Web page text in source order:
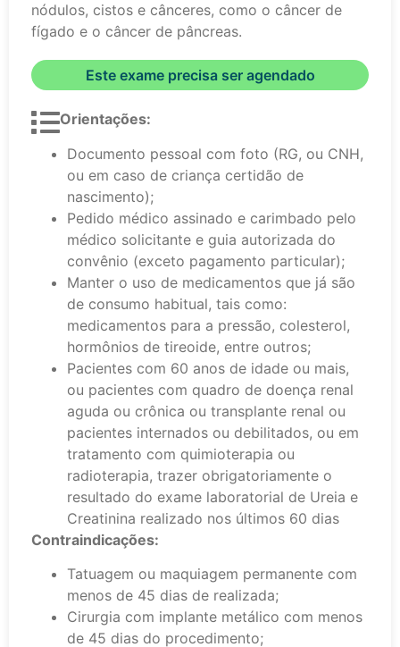
nódulos, cistos e cânceres, como o câncer de
fígado e o câncer de pâncreas.
Este exame precisa ser agendado
Orientações:
Documento pessoal com foto (RG, ou CNH,
ou em caso de criança certidão de
nascimento);
Pedido médico assinado e carimbado pelo
médico solicitante e guia autorizada do
convênio (exceto pagamento particular);
Manter o uso de medicamentos que já são
de consumo habitual, tais como:
medicamentos para a pressão, colesterol,
hormônios de tireoide, entre outros;
Pacientes com 60 anos de idade ou mais,
ou pacientes com quadro de doença renal
aguda ou crônica ou transplante renal ou
pacientes internados ou debilitados, ou em
tratamento com quimioterapia ou
radioterapia, trazer obrigatoriamente o
resultado do exame laboratorial de Ureia e
Creatinina realizado nos últimos 60 dias
Contraindicações:
Tatuagem ou maquiagem permanente com
menos de 45 dias de realizada;
Cirurgia com implante metálico com menos
de 45 dias do procedimento;